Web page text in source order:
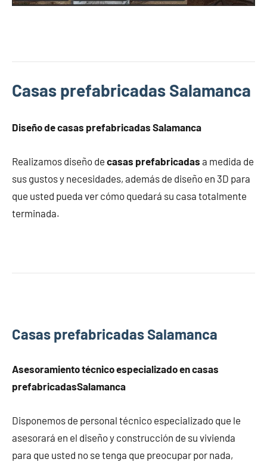
Casas prefabricadas Salamanca
Diseño decasas prefabricadas Salamanca
Realizamos diseño de casas prefabricadas a medida de
sus gustos y necesidades, además de diseño en 3D para
que usted pueda ver cómo quedará su casa totalmente
terminada.
Casas prefabricadas Salamanca
Asesoramiento técnico especializado encasas
prefabricadasSalamanca
Disponemos de personal técnico especializado que le
asesorará en el diseño y construcción de su vivienda
para que usted no se tenga que preocupar por nada,